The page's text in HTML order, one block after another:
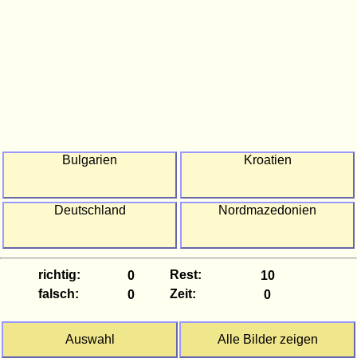
Bulgarien Kroatien
Deutschland Nordmazedonien
richtig:
Rest:
falsch:
Zeit:
Auswahl Alle Bilder zeigen